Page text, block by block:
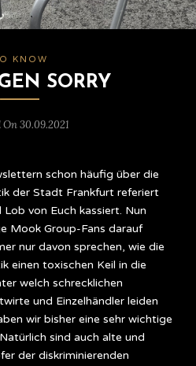
KNOW
SORRY
On 30.09.2021
schon häufig über die
der Stadt Frankfurt referiert
von Euch kassiert. Nun
Mook Group-Fans darauf
nur davon sprechen, wie die
einen toxischen Keil in die
welch schrecklichen
und Einzelhändler leiden
wir bisher eine sehr wichtige
sind auch alte und
der diskriminierenden